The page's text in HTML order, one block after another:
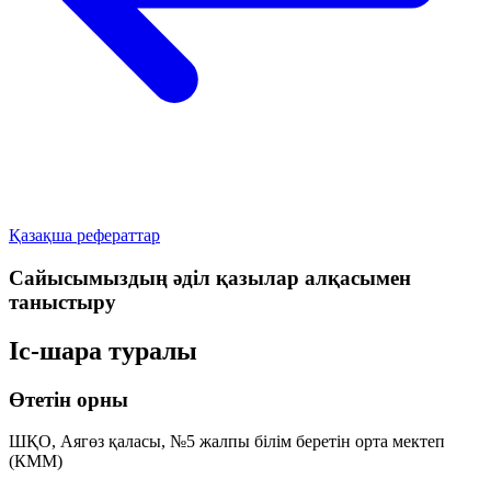
Қазақша рефераттар
Сайысымыздың әділ қазылар алқасымен
таныстыру
Іс-шара туралы
Өтетін орны
ШҚО, Аягөз қаласы, №5 жалпы білім беретін орта мектеп
(КММ)